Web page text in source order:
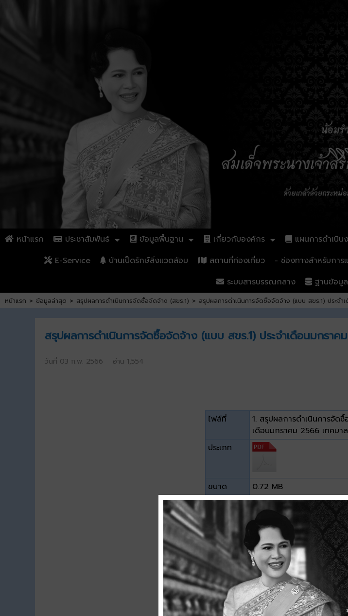
หน้าแรก ประชาสัมพันธ์ ข้อมูลพื้นฐาน เกี่ยวกับองค์กร แผนการดำเนิน
E-Service
บ้านเป็ดรักษ์สิ่งแวดล้อม สถานที่ท่องเที่ยว
- ช่องทางสำหรับการ
ระบบสารบรรณกลาง
ฐานข้อมูล
หน้าแรก > ข้อมูลล่าสุด > สรุปผลการดำเนินการจัดซื้อจัดจ้าง (สขร.1) > สรุปผลการดำเนินการจัดซื้อจัดจ้าง (แบบ สขร.1) ประจ
สรุปผลการดำเนินการจัดซื้อจัดจ้าง (แบบ สขร.1) ประจำเดือนมกรา
วันที่ 03 ก.พ. 2566 อ่าน 1,554
ไฟล์ที่
1. สรุปผลการดำเนินการจัด
เดือนมกราคม 2566 เทศบา
ประเภท
ขนาด
0.72 MB
ดาวน์โหลด